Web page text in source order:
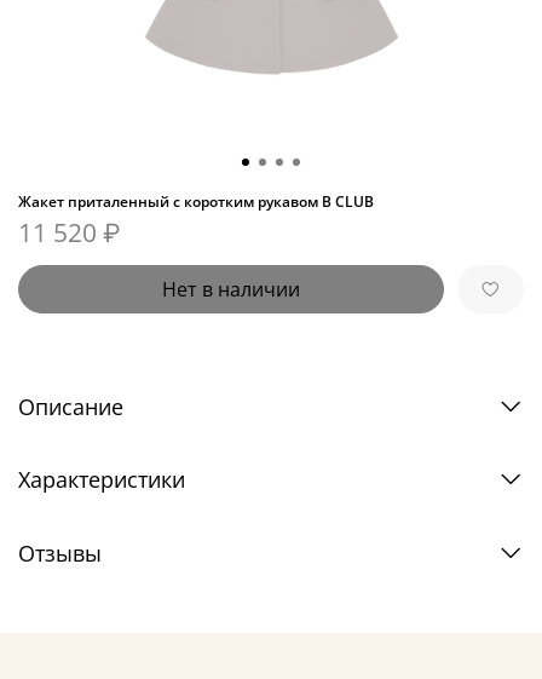
Жакет приталенный с коротким рукавом B CLUB
11 520 ₽
Нет в наличии
Описание
Характеристики
Отзывы